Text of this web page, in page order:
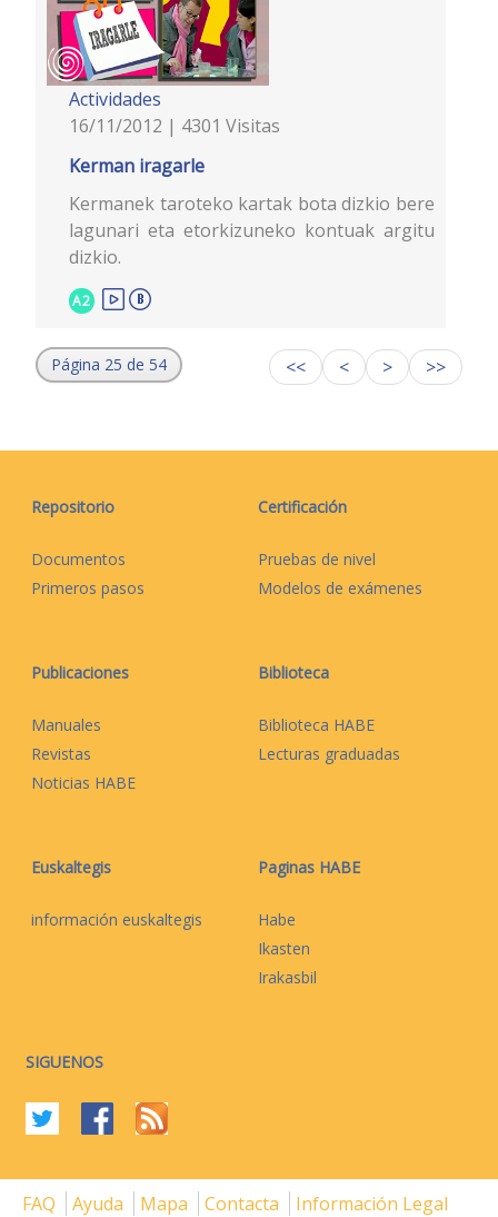
Actividades
16/11/2012 | 4301 Visitas
Kerman iragarle
Kermanek taroteko kartak bota dizkio bere
lagunari eta etorkizuneko kontuak argitu
dizkio.
A2
Página 25 de 54 << < > >>
Repositorio
Documentos
Primeros pasos
Certificación
Pruebas de nivel
Modelos de exámenes
Publicaciones
Manuales
Revistas
Noticias HABE
Biblioteca
Biblioteca HABE
Lecturas graduadas
Euskaltegis
información euskaltegis
Paginas HABE
Habe
Ikasten
Irakasbil
SIGUENOS
FAQ Ayuda Mapa Contacta Información Legal